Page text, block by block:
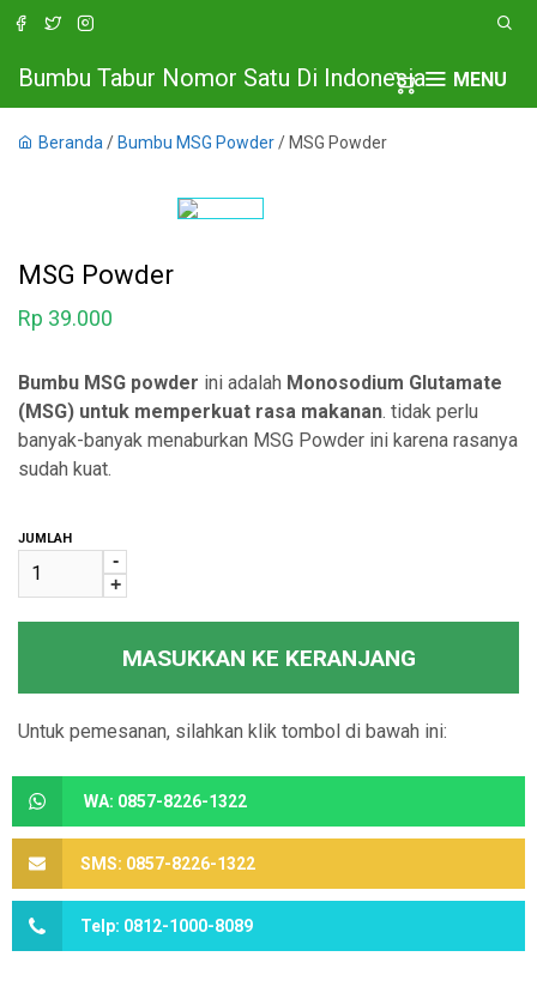
MENU
Bumbu Tabur Nomor Satu Di Indonesia
Beranda / Bumbu MSG Powder/ MSG Powder
MSG Powder
Rp 39.000
Bumbu MSG powder ini adalah Monosodium Glutamate
(MSG) untuk memperkuat rasa makanan. tidak perlu
banyak-banyak menaburkan MSG Powder ini karena rasanya
sudah kuat.
JUMLAH
-
+
MASUKKAN KE KERANJANG
Untuk pemesanan, silahkan klik tombol di bawah ini:
WA: 0857-8226-1322
SMS: 0857-8226-1322
Telp: 0812-1000-8089